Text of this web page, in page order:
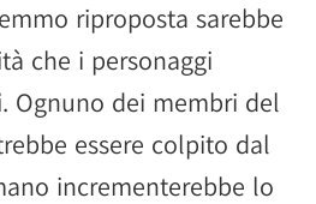
riproposta sarebbe
che i personaggi
. Ognuno dei membri del
essere colpito dal
incrementerebbe lo